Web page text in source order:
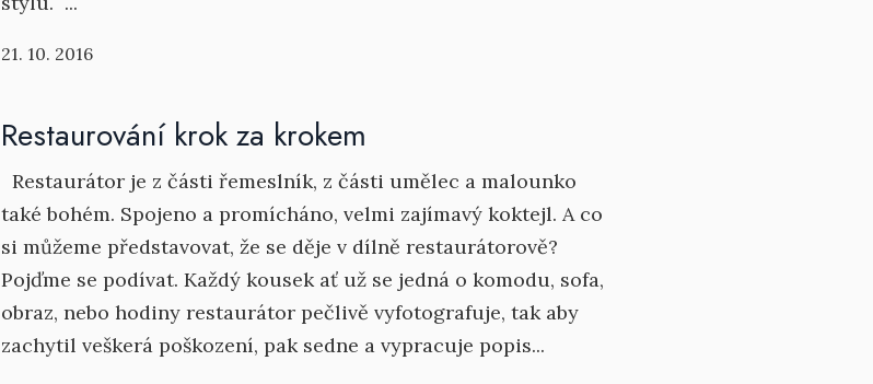
21. 10. 2016
Restaurování krok za krokem
Restaurátor je z části řemeslník, z části umělec a malounko
také bohém. Spojeno a promícháno, velmi zajímavý koktejl. A co
si můžeme představovat, že se děje v dílně restaurátorově?
Pojďme se podívat. Každý kousek ať už se jedná o komodu, sofa,
obraz, nebo hodiny restaurátor pečlivě vyfotografuje, tak aby
zachytil veškerá poškození, pak sedne a vypracuje popis...